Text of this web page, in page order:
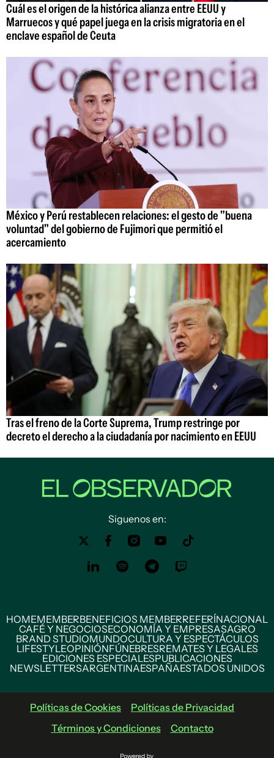
Cuál es el origen de la histórica alianza entre EEUU y
Marruecos y qué papel juega en la crisis migratoria en el
enclave español de Ceuta
México y Perú restablecen relaciones: el gesto de "buena
voluntad" del gobierno de Fujimori que permitió el
acercamiento
Tras el freno de la Corte Suprema, Trump restringe por
decreto el derecho a la ciudadanía por nacimiento en EEUU
Siguenos en:
HOMEMEMBERBENEFICIOS MEMBERREFERÍNACIONAL
CAFÉ Y NEGOCIOSECONOMÍA Y EMPRESASAGRO
BRAND STUDIOMUNDOCULTURA Y ESPECTÁCULOS
LIFESTYLEOPINIÓNFÚNEBRESREMATES Y LEGALES
EDICIONES ESPECIALESPUBLICACIONES
NEWSLETTERSARGENTINAESPAÑAESTADOS UNIDOS
Políticas de Cookies
Políticas de Privacidad
Términos y Condiciones
Contacto